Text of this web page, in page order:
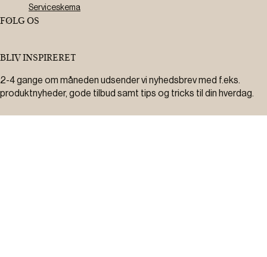
Serviceskema
FØLG OS
BLIV INSPIRERET
2-4 gange om måneden udsender vi nyhedsbrev med f.eks.
produktnyheder, gode tilbud samt tips og tricks til din hverdag.